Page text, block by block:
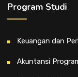
Program Studi
Keuangan dan
Akuntansi